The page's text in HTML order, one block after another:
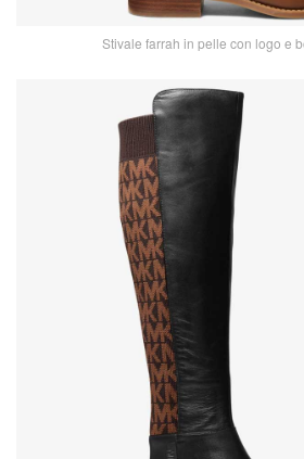
Stivale farrah in pelle con logo e